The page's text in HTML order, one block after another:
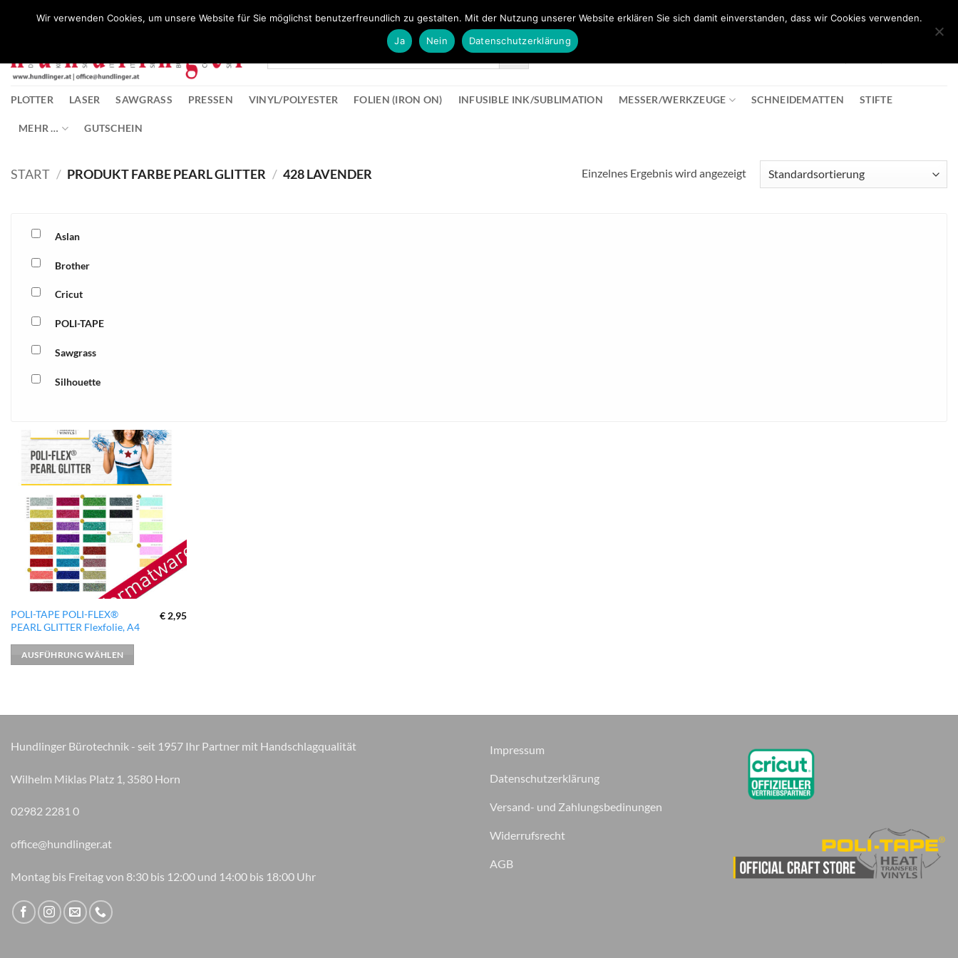
PLOTTER LASER SAWGRASS PRESSEN VINYL/POLYESTER FOLIEN (IRON ON) INFUSIBLE INK/SUBLIMATION MESSER/WERKZEUGE SCHNEIDEMATTEN STIFTE
MEHR … GUTSCHEIN
START / PRODUKT FARBE PEARL GLITTER / 428 LAVENDER Einzelnes Ergebnis wird angezeigt
Aslan
Brother
Cricut
POLI-TAPE
Sawgrass
Silhouette
zur
Wunschliste
POLI-TAPE POLI-FLEX®
PEARL GLITTER Flexfolie, A4
€2,95
AUSFÜHRUNG WÄHLEN
Dieses
Produkt
weist
mehrere
können
der
gewählt
Hundlinger Bürotechnik - seit 1957 Ihr Partner mit Handschlagqualität
Wilhelm Miklas Platz 1, 3580 Horn
02982 2281 0
office@hundlinger.at
Montag bis Freitag von 8:30 bis 12:00 und 14:00 bis 18:00 Uhr
Impressum
Datenschutzerklärung
Versand- und Zahlungsbedinungen
Widerrufsrecht
AGB
Wir verwenden Cookies, um unsere Website für Sie möglichst benutzerfreundlich zu gestalten. Mit der Nutzung unserer Website erklären Sie sich damit einverstanden, dass wir Cookies verwenden.
Ja
Nein Datenschutzerklärung